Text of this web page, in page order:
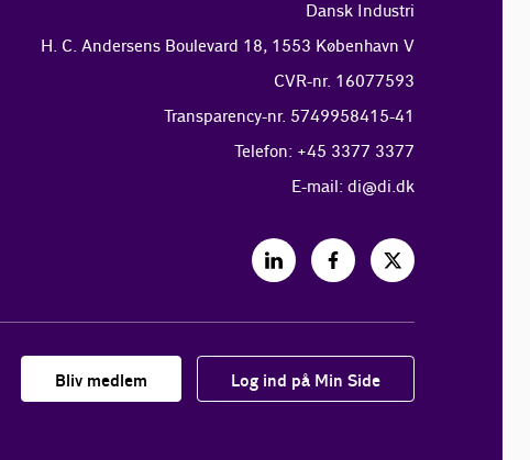
Dansk Industri
H. C. Andersens Boulevard 18, 1553 København V
CVR-nr. 16077593
Transparency-nr. 5749958415-41
Telefon: +45 3377 3377
E-mail: di@di.dk
Bliv medlem Log ind på Min Side